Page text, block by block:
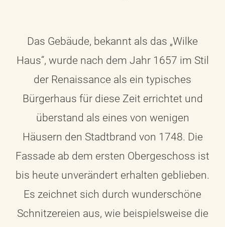
Das Gebäude, bekannt als das „Wilke
Haus“, wurde nach dem Jahr 1657 im Stil
der Renaissance als ein typisches
Bürgerhaus für diese Zeit errichtet und
überstand als eines von wenigen
Häusern den Stadtbrand von 1748. Die
Fassade ab dem ersten Obergeschoss ist
bis heute unverändert erhalten geblieben.
Es zeichnet sich durch wunderschöne
Schnitzereien aus, wie beispielsweise die